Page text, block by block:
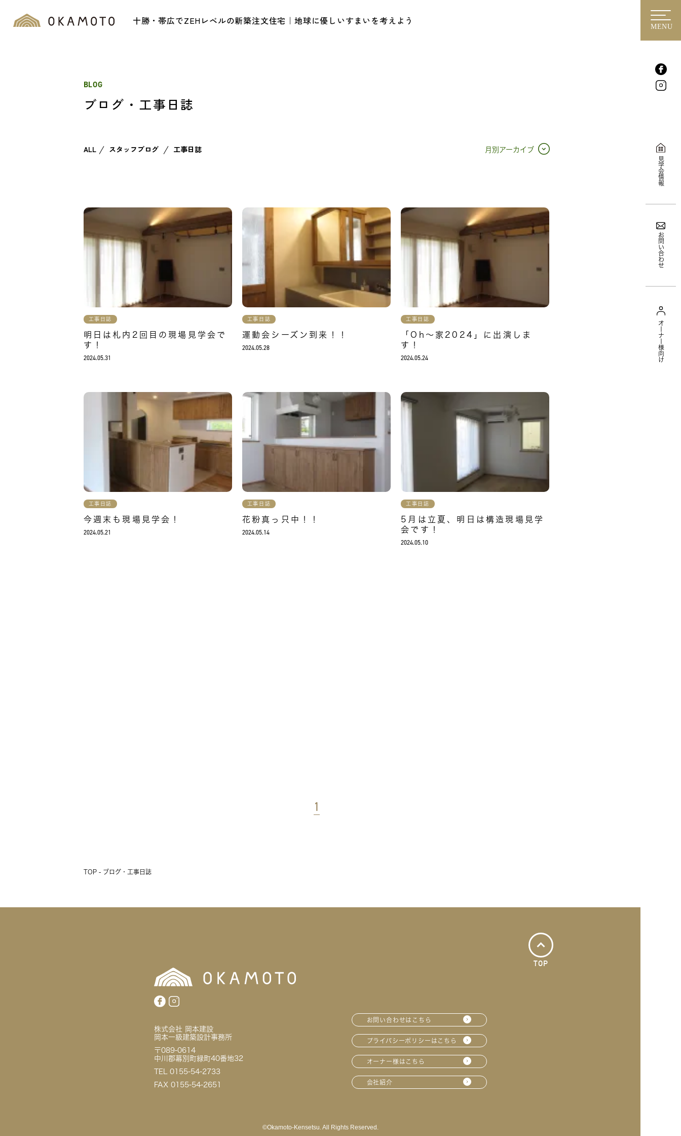
十勝・帯広でZEHレベルの新築注文住宅｜地球に優しいすまいを考えよう
MENU
見学会情報
お問い合わせ
オーナー様向け
BLOG
ブログ・工事日誌
ALL スタッフブログ 工事日誌 月別アーカイブ
工事日誌
明日は札内2回目の現場見学会で
す！
2024.05.31
工事日誌
運動会シーズン到来！！
2024.05.28
工事日誌
「Oh～家2024」に出演しま
す！
2024.05.24
工事日誌
今週末も現場見学会！
2024.05.21
工事日誌
花粉真っ只中！！
2024.05.14
工事日誌
5月は立夏、明日は構造現場見学
会です！
2024.05.10
1
TOP - ブログ・工事日誌
TOP
株式会社 岡本建設
岡本一級建築設計事務所
〒089-0614
中川郡幕別町緑町40番地32
TEL 0155-54-2733
FAX 0155-54-2651
お問い合わせはこちら
プライバシーポリシーはこちら
オーナー様はこちら
会社紹介
©︎Okamoto-Kensetsu. All Rights Reserved.